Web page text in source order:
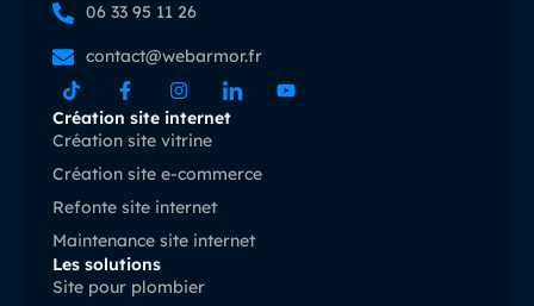
06 33 95 11 26
contact@webarmor.fr
Création site internet
Création site vitrine
Création site e-commerce
Refonte site internet
Maintenance site internet
Les solutions
Site pour plombier